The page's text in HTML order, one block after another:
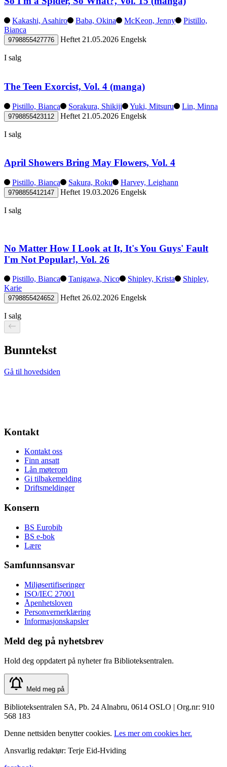
Kakashi, Asahiro Baba, Okina McKeon, Jenny
Pistillo,
Bianca
9798855427776 Heftet 21.05.2026 Engelsk
I salg
The Teen Exorcist, Vol. 4 (manga)
Pistillo, Bianca Sorakura, Shikiji Yuki, Mitsuru Lin, Minna
9798855423112 Heftet 21.05.2026 Engelsk
I salg
April Showers Bring May Flowers, Vol. 4
Pistillo, Bianca Sakura, Roku Harvey, Leighann
9798855412147 Heftet 19.03.2026 Engelsk
I salg
No Matter How I Look at It, It's You Guys' Fault
I'm Not Popular!, Vol. 26
Pistillo, Bianca Tanigawa, Nico Shipley, Krista
Shipley,
Karie
9798855424652 Heftet 26.02.2026 Engelsk
I salg
Bunntekst
Gå til hovedsiden
Kontakt
Kontakt oss
Finn ansatt
Lån møterom
Gi tilbakemelding
Driftsmeldinger
Konsern
BS Eurobib
BS e-bok
Lære
Samfunnsansvar
Miljøsertifiseringer
ISO/IEC 27001
Åpenhetsloven
Personvernerklæring
Informasjonskapsler
Meld deg på nyhetsbrev
Hold deg oppdatert på nyheter fra Biblioteksentralen.
Meld meg på
Biblioteksentralen SA, Pb. 24 Alnabru, 0614 OSLO | Org.nr: 910
568 183
Denne nettsiden benytter cookies. Les mer om cookies her.
Ansvarlig redaktør: Terje Eid-Hviding